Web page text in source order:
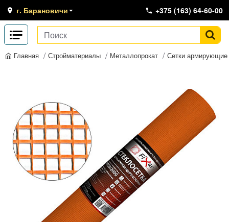
г. Барановичи +375 (163) 64-60-00
Главная Стройматериалы Металлопрокат Сетки армирующие